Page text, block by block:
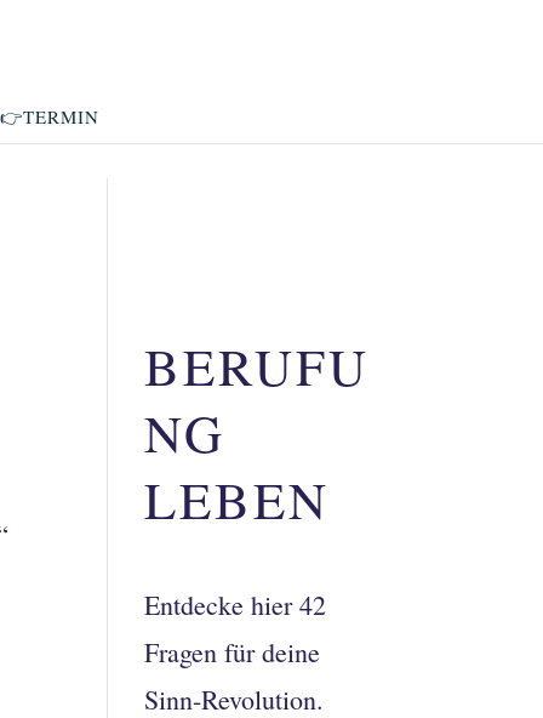
👉TERMIN
BERUFU
NG
LEBEN
Entdecke hier 42
Fragen für deine
Sinn-Revolution.